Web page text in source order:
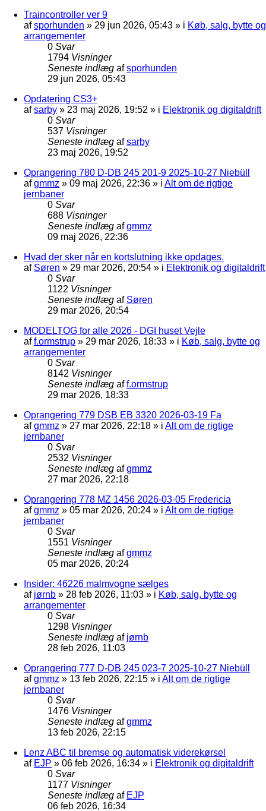
Traincontroller ver 9
afsporhunden » 29 jun 2026, 05:43 » i Køb, salg, bytte og
arrangementer
0 Svar
1794 Visninger
Seneste indlæg afsporhunden
29 jun 2026, 05:43
Opdatering CS3+
afsarby » 23 maj 2026, 19:52 » i Elektronik og digitaldrift
0 Svar
537 Visninger
Seneste indlæg afsarby
23 maj 2026, 19:52
Oprangering 780 D-DB 245 201-9 2025-10-27 Niebüll
afgmmz » 09 maj 2026, 22:36 » i Alt om de rigtige
jernbaner
0 Svar
688 Visninger
Seneste indlæg afgmmz
09 maj 2026, 22:36
Hvad der sker når en kortslutning ikke opdages.
af Søren » 29 mar 2026, 20:54 » i Elektronik og digitaldrift
0 Svar
1122 Visninger
Seneste indlæg af Søren
29 mar 2026, 20:54
MODELTOG for alle 2026 - DGI huset Vejle
aff.ormstrup » 29 mar 2026, 18:33 » i Køb, salg, bytte og
arrangementer
0 Svar
8142 Visninger
Seneste indlæg aff.ormstrup
29 mar 2026, 18:33
Oprangering 779 DSB EB 3320 2026-03-19 Fa
afgmmz » 27 mar 2026, 22:18 » i Alt om de rigtige
jernbaner
0 Svar
2532 Visninger
Seneste indlæg afgmmz
27 mar 2026, 22:18
Oprangering 778 MZ 1456 2026-03-05 Fredericia
afgmmz » 05 mar 2026, 20:24 » i Alt om de rigtige
jernbaner
0 Svar
1551 Visninger
Seneste indlæg afgmmz
05 mar 2026, 20:24
Insider: 46226 malmvogne sælges
af jørnb » 28 feb 2026, 11:03 » i Køb, salg, bytte og
arrangementer
0 Svar
1298 Visninger
Seneste indlæg af jørnb
28 feb 2026, 11:03
Oprangering 777 D-DB 245 023-7 2025-10-27 Niebüll
afgmmz » 13 feb 2026, 22:15 » i Alt om de rigtige
jernbaner
0 Svar
1476 Visninger
Seneste indlæg afgmmz
13 feb 2026, 22:15
Lenz ABC til bremse og automatisk viderekørsel
af EJP » 06 feb 2026, 16:34 » i Elektronik og digitaldrift
0 Svar
1177 Visninger
Seneste indlæg af EJP
06 feb 2026, 16:34